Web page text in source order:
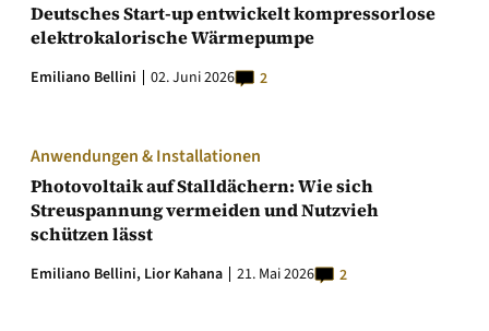
Deutsches Start-up entwickelt kompressorlose
elektrokalorische Wärmepumpe
Emiliano Bellini 02. Juni 2026 2
Anwendungen & Installationen
Photovoltaik auf Stalldächern: Wie sich
Streuspannung vermeiden und Nutzvieh
schützen lässt
Emiliano Bellini, Lior Kahana 21. Mai 2026 2